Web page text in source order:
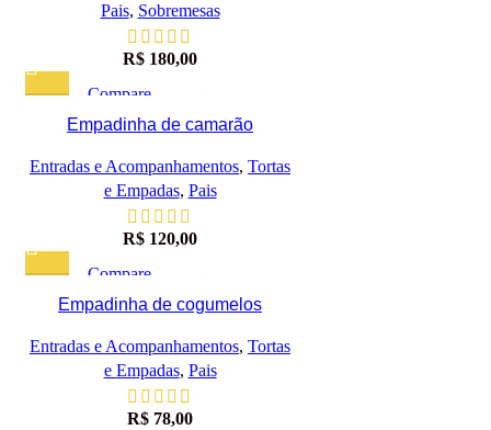
Pais, Sobremesas
R$ 180,00
Compare
Visualização rápida
Empadinha de camarão
Entradas e Acompanhamentos, Tortas
e Empadas, Pais
R$ 120,00
Compare
Visualização rápida
Empadinha de cogumelos
Entradas e Acompanhamentos, Tortas
e Empadas, Pais
R$ 78,00